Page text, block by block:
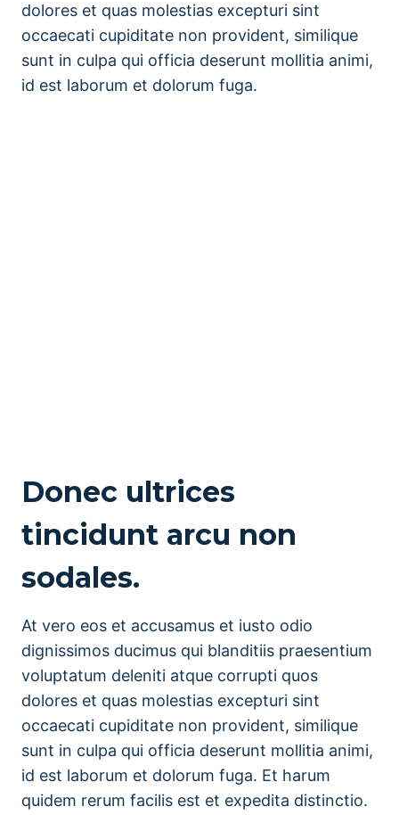
dolores et quas molestias excepturi sint
occaecati cupiditate non provident, similique
sunt in culpa qui officia deserunt mollitia animi,
id est laborum et dolorum fuga.
Donec ultrices
tincidunt arcu non
sodales.
At vero eos et accusamus et iusto odio
dignissimos ducimus qui blanditiis praesentium
voluptatum deleniti atque corrupti quos
dolores et quas molestias excepturi sint
occaecati cupiditate non provident, similique
sunt in culpa qui officia deserunt mollitia animi,
id est laborum et dolorum fuga. Et harum
quidem rerum facilis est et expedita distinctio.